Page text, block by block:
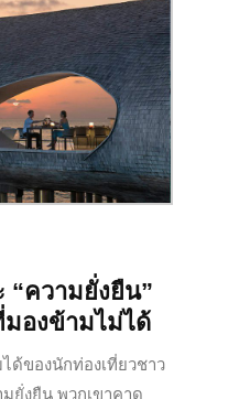
“ความยั่งยืน”
องข้ามไม่ได้
ด้ของนักท่องเที่ยวชาว
ยั่งยืน พวกเขาคาด